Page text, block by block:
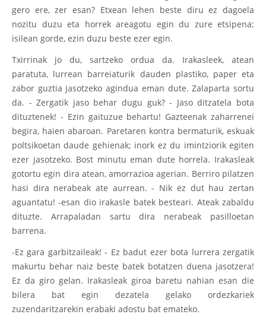
gero ere, zer esan? Etxean lehen beste diru ez dagoela
nozitu duzu eta horrek areagotu egin du zure etsipena;
isilean gorde, ezin duzu beste ezer egin.
Txirrinak jo du, sartzeko ordua da. Irakasleek, atean
paratuta, lurrean barreiaturik dauden plastiko, paper eta
zabor guztia jasotzeko agindua eman dute. Zalaparta sortu
da. - Zergatik jaso behar dugu guk? - Jaso ditzatela bota
dituztenek! - Ezin gaituzue behartu! Gazteenak zaharrenei
begira, haien abaroan. Paretaren kontra bermaturik, eskuak
poltsikoetan daude gehienak; inork ez du imintziorik egiten
ezer jasotzeko. Bost minutu eman dute horrela. Irakasleak
gotortu egin dira atean, amorrazioa agerian. Berriro pilatzen
hasi dira nerabeak ate aurrean. - Nik ez dut hau zertan
aguantatu! -esan dio irakasle batek besteari. Ateak zabaldu
dituzte. Arrapaladan sartu dira nerabeak pasilloetan
barrena.
-Ez gara garbitzaileak! - Ez badut ezer bota lurrera zergatik
makurtu behar naiz beste batek botatzen duena jasotzera!
Ez da giro gelan. Irakasleak giroa baretu nahian esan die
bilera bat egin dezatela gelako ordezkariek
zuzendaritzarekin erabaki adostu bat emateko.